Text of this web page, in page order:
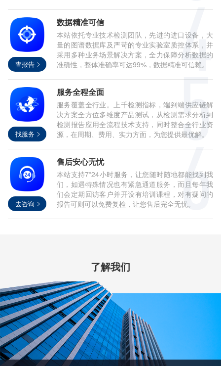
查报告
数据精准可信
本站依托专业技术检测团队，先进的进口设备，大
量的图谱数据库及严苛的专业实验室质控体系，并
采用多种业务场景解决方案，全力保障分析数据的
准确性，整体准确率可达99%，数据精准可信赖。
找服务
服务全程全面
服务覆盖全行业。上千检测指标，端到端供应链解
决方案全方位多维度产品测试，从检测需求分析到
检测报告应用全流程技术支持，同时整合全行业资
源，在周期、费用、实力方面，为您提供最优解。
去咨询
售后安心无忧
本站支持7*24小时服务，让您随时随地都能找到我
们，如遇特殊情况也有紧急通道服务，而且每年我
们会定期回访客户并开设有培训课程，对有疑问的
报告可则可以免费复检，让您售后完全无忧。
了解我们